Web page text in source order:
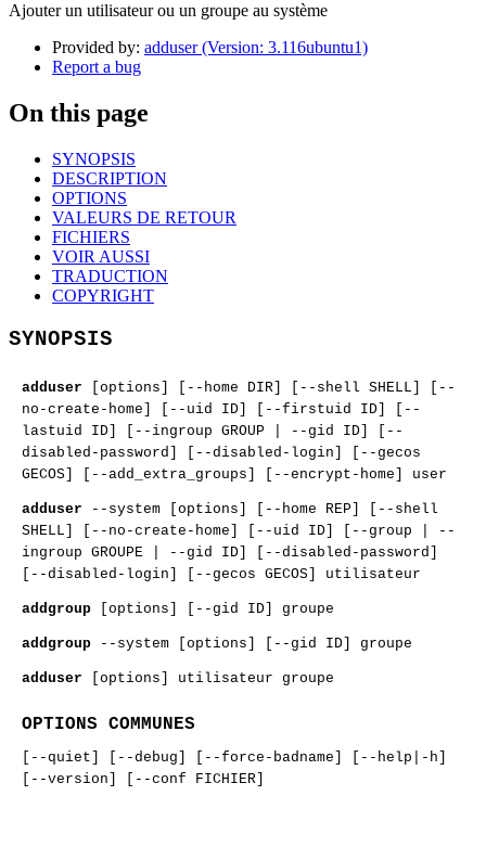
Ajouter un utilisateur ou un groupe au système
Provided by: adduser (Version: 3.116ubuntu1)
Report a bug
On this page
SYNOPSIS
DESCRIPTION
OPTIONS
VALEURS DE RETOUR
FICHIERS
VOIR AUSSI
TRADUCTION
COPYRIGHT
SYNOPSIS
adduser [options] [--home DIR] [--shell SHELL] [--
no-create-home] [--uid ID] [--firstuid ID] [--
lastuid ID] [--ingroup GROUP | --gid ID] [--
disabled-password] [--disabled-login] [--gecos
GECOS] [--add_extra_groups] [--encrypt-home] user
adduser --system [options] [--home REP] [--shell
SHELL] [--no-create-home] [--uid ID] [--group | --
ingroup GROUPE | --gid ID] [--disabled-password]
[--disabled-login] [--gecos GECOS] utilisateur
addgroup [options] [--gid ID] groupe
addgroup --system [options] [--gid ID] groupe
adduser [options] utilisateur groupe
OPTIONS COMMUNES
[--quiet] [--debug] [--force-badname] [--help|-h]
[--version] [--conf FICHIER]